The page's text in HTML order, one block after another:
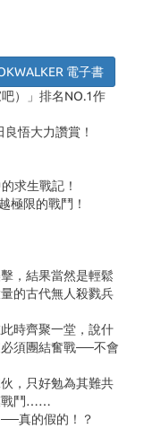
電子書
）」排名NO.1作
悟大力讚賞！
求生戰記！
極限的戰鬥！
，結果當然是輕鬆
的古代無人殺戮兵
時齊聚一堂，說什
須團結奮戰──不會
，只好勉為其難共
戰鬥……
真的假的！？